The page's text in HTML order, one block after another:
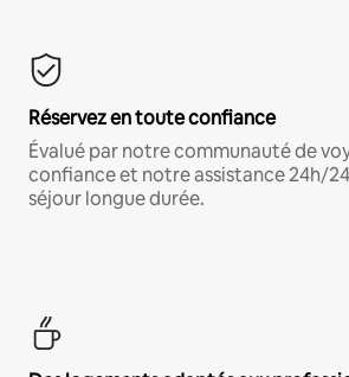
Réservez en toute confiance
Évalué par notre communauté de
confiance et notre assistance 24h/
séjour longue durée.